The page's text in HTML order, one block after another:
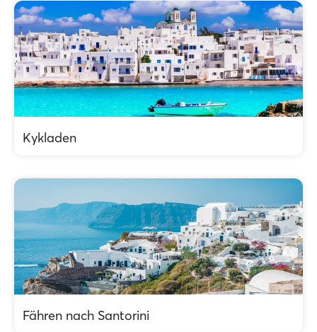
Kykladen
Fähren nach Santorini